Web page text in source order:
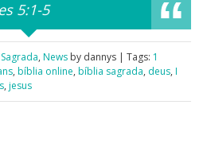
5:1-5
, News by dannys | Tags: 1
, bíblia online, bíblia sagrada, deus, I
, jesus